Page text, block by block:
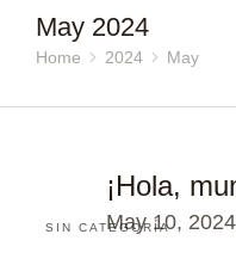
May 2024
You are here:
Home 2024 May
SIN CATEGORÍA
¡Hola,
May 10, 2024